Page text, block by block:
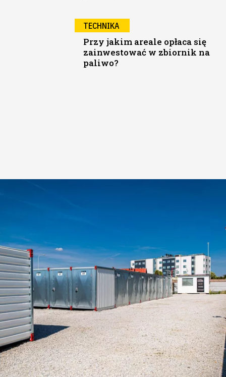
TECHNIKA
Przy jakim areale opłaca się
zainwestować w zbiornik na
paliwo?